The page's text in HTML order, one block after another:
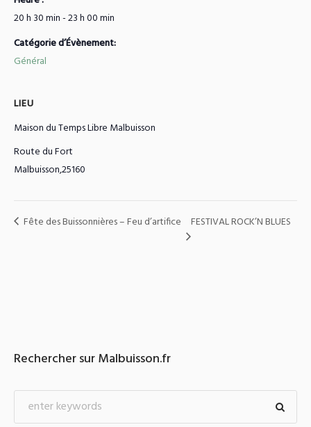
20 h 30 min - 23 h 00 min
Catégorie d’Évènement:
Général
LIEU
Maison du Temps Libre Malbuisson
Route du Fort
Malbuisson,25160
Fête des Buissonnières – Feu d’artifice FESTIVAL ROCK’N BLUES
Rechercher sur Malbuisson.fr